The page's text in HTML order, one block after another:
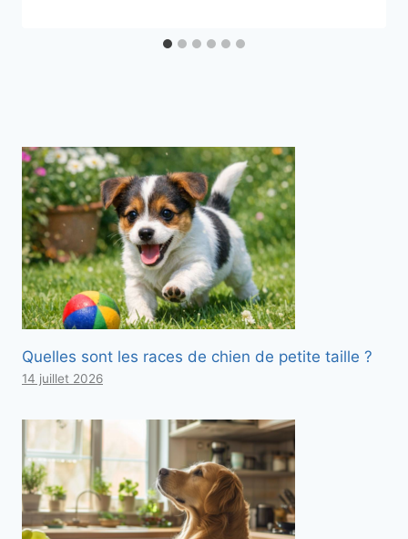
Quelles sont les races de chien de petite taille ?
14 juillet 2026